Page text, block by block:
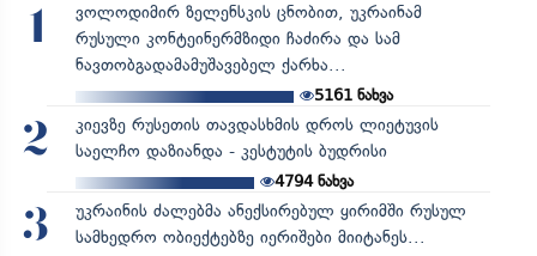
1
ვოლოდიმირ ზელენსკის ცნობით, უკრაინამ
რუსული კონტეინერმზიდი ჩაძირა და სამ
ნავთობგადამამუშავებელ ქარხა...
5161 ნახვა
2
კიევზე რუსეთის თავდასხმის დროს ლიეტუვის
საელჩო დაზიანდა - კესტუტის ბუდრისი
4794ნახვა
3
უკრაინის ძალებმა ანექსირებულ ყირიმში რუსულ
სამხედრო ობიექტებზე იერიშები მიიტანეს...